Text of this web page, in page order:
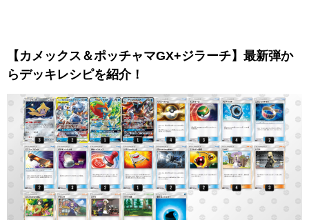
【カメックス＆ポッチャマGX+ジラーチ】最新弾か
らデッキレシピを紹介！